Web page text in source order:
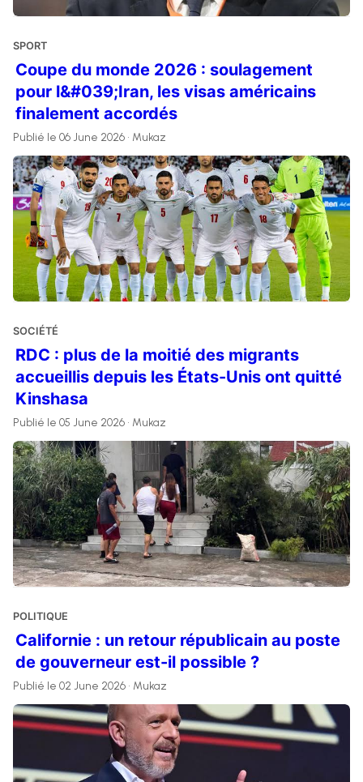
SPORT
Coupe du monde 2026 : soulagement
pour l&#039;Iran, les visas américains
finalement accordés
Publié le 06 June 2026 • Mukaz
SOCIÉTÉ
RDC : plus de la moitié des migrants
accueillis depuis les États-Unis ont quitté
Kinshasa
Publié le 05 June 2026 • Mukaz
POLITIQUE
Californie : un retour républicain au poste
de gouverneur est-il possible ?
Publié le 02 June 2026 • Mukaz